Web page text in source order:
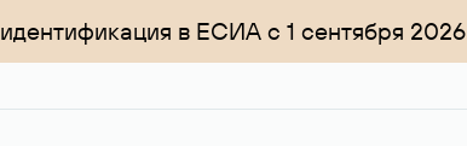
в ЕСИА с 1 сентября 2026